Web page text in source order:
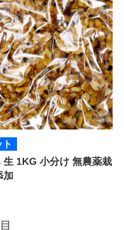
ト
生 1KG 小分け 無農薬栽
加